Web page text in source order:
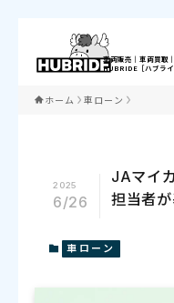
ホーム 車ローン
JAマイ
担当者
2025
6/26
車ローン